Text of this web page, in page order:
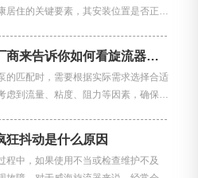
居住的关键要素，其安装位置是否正确
威海旋流器厂商来告诉你如何看旋流器和泵是否匹配
的匹配时，需要根据实际需求选择合适
虑到流量、粘度、阻力等因素，确保系
狂抖动是什么原因
程中，如果使用不当或检查维护不及